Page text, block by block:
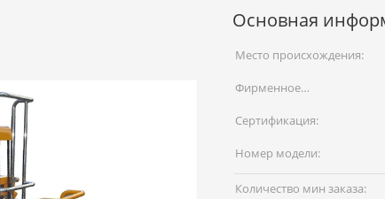
Основная
Место происхождения:
Фирменное
наименование:
Сертификация:
Номер модели:
Количество мин заказа: